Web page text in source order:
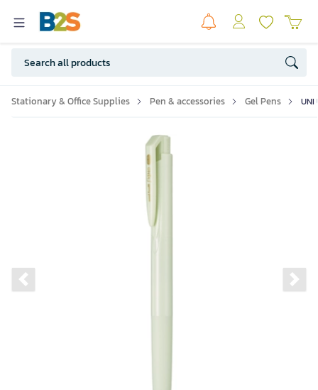
Stationary & Office Supplies Pen & accessories Gel Pens UNI
Previous slide